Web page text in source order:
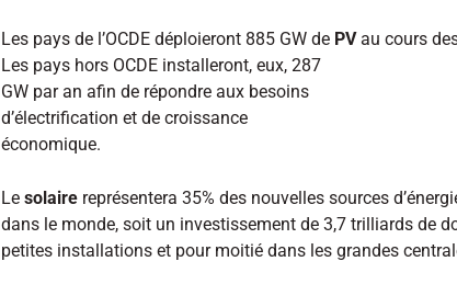
Les pays de l’OCDE déploieront 885 GW de PVau cours
Les pays hors OCDE installeront, eux, 287
GW par an afin de répondre aux besoins
d’électrification et de croissance
économique.
Le solaire représentera 35% des nouvelles sources
dans le monde, soit un investissement de 3,7 trilliards de
petites installations et pour moitié dans les grandes